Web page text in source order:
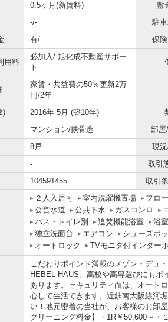
0.5ヶ月(新賃料) 敷
-/- 駐
有/- 保
用料
必加入/ 旭化成不動産サポー
ト
家賃・共益費の50％更新2万
円/2年
) 2016年 5月 (築10年)
マンション/鉄骨造 部屋
8戸 現
- 取引
104591455 取引
２人入居可 室内洗濯機置場 フロ
公営水道
公共下水 ガスコンロ
バス・トイレ別
追焚機能浴室 浴
独立洗面台
エアコン シューズボ
オートロック
TVモニタ付インター
こだわりポイント満載のメゾン・デュ
HEBEL HAUS。高校や高専選びにもポ
あります。セキュリティ面は、オート
心して生活できます。近鉄南大阪線河
い！地元密着の当社が、お客様のお部
クリーニング料金】・1R￥50,600～・